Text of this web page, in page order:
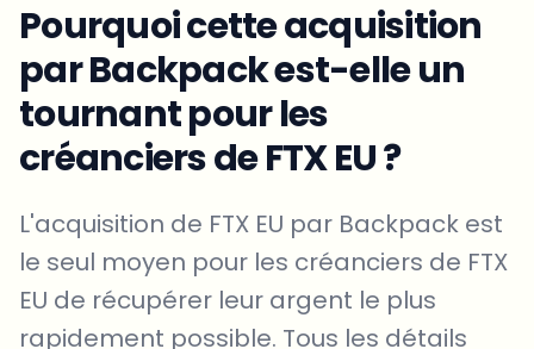
Pourquoi cette acquisition
par Backpack est-elle un
tournant pour les
créanciers de FTX EU ?
L'acquisition de FTX EU par Backpack est
le seul moyen pour les créanciers de FTX
EU de récupérer leur argent le plus
rapidement possible. Tous les détails